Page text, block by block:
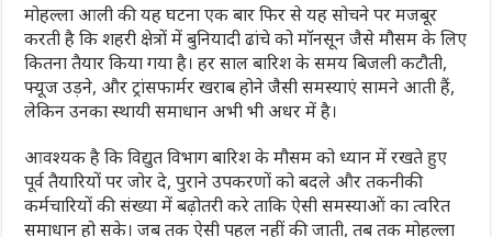
मोहल्ला आली की यह घटना एक बार फिर से यह सोचने पर मजबूर
करती है कि शहरी क्षेत्रों में बुनियादी ढांचे को मॉनसून जैसे मौसम के लिए
कितना तैयार किया गया है। हर साल बारिश के समय बिजली कटौती,
फ्यूज उड़ने, और ट्रांसफार्मर खराब होने जैसी समस्याएं सामने आती हैं,
लेकिन उनका स्थायी समाधान अभी भी अधर में है।
आवश्यक है कि विद्युत विभाग बारिश के मौसम को ध्यान में रखते हुए
पूर्व तैयारियों पर जोर दे, पुराने उपकरणों को बदले और तकनीकी
कर्मचारियों की संख्या में बढ़ोतरी करे ताकि ऐसी समस्याओं का त्वरित
समाधान हो सके। जब तक ऐसी पहल नहीं की जाती, तब तक मोहल्ला